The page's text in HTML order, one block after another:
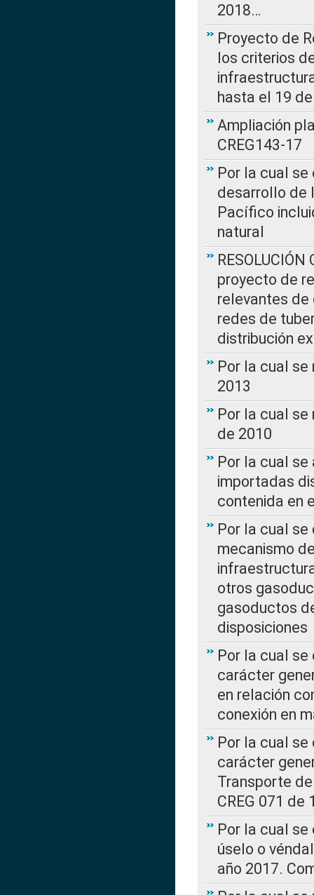
2018…
Proyecto de
los criterios
hasta el 19
Ampliación
CREG143-17
Por la cual
desarrollo de
Pacífico
natural
proyecto de
relevantes de
redes de
distribución
Por la cual se
2013
Por la cual se
de 2010
Por la cual
importadas
contenida en
Por la cual se
mecanismo
otros
gasoductos
disposiciones
Por la cual
carácter
en relación
conexión en
Por la cual
carácter
Transporte
CREG 071 de
Por la cual
úselo o
año 2017.